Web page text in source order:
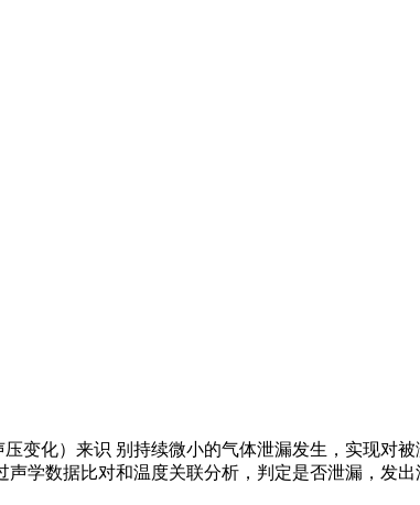
变化）来识 别持续微小的气体泄漏发生，实现对
学数据比对和温度关联分析，判定是否泄漏，发出